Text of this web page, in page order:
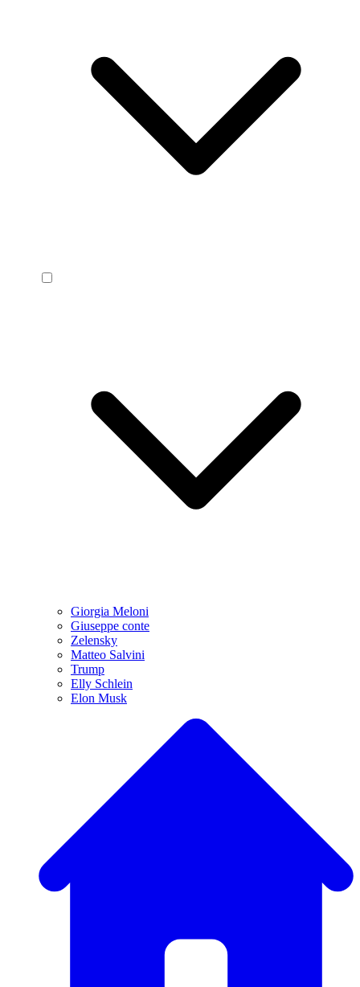
Giorgia Meloni
Giuseppe conte
Zelensky
Matteo Salvini
Trump
Elly Schlein
Elon Musk